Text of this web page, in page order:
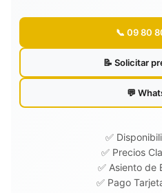
📞 09 80
📝 Solicitar
💬
✅
✅ Precios
✅ Asiento de
✅ Pago